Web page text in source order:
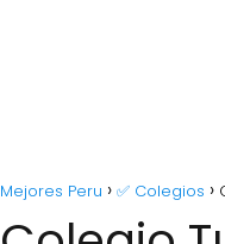
Mejores Peru ✅ Colegios